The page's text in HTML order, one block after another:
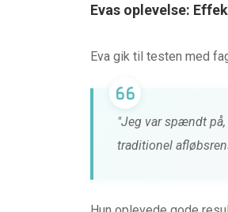
Evas oplevelse:
Eva gik til testen med
"Jeg var spændt
traditionel